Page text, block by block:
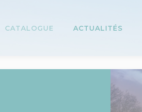
CATALOGUE ACTUALITÉS